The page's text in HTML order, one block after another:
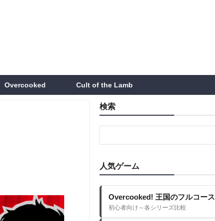
Overcooked Cult of the Lamb
検索
人気ゲーム
Overcooked! 王国のフルコース
初心者向け～各シリーズ比較